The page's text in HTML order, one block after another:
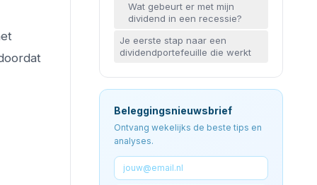
Wat gebeurt er met mijn
dividend in een recessie?
Je eerste stap naar een
dividendportefeuille die werkt
Beleggingsnieuwsbrief
Ontvang wekelijks de beste tips en
analyses.